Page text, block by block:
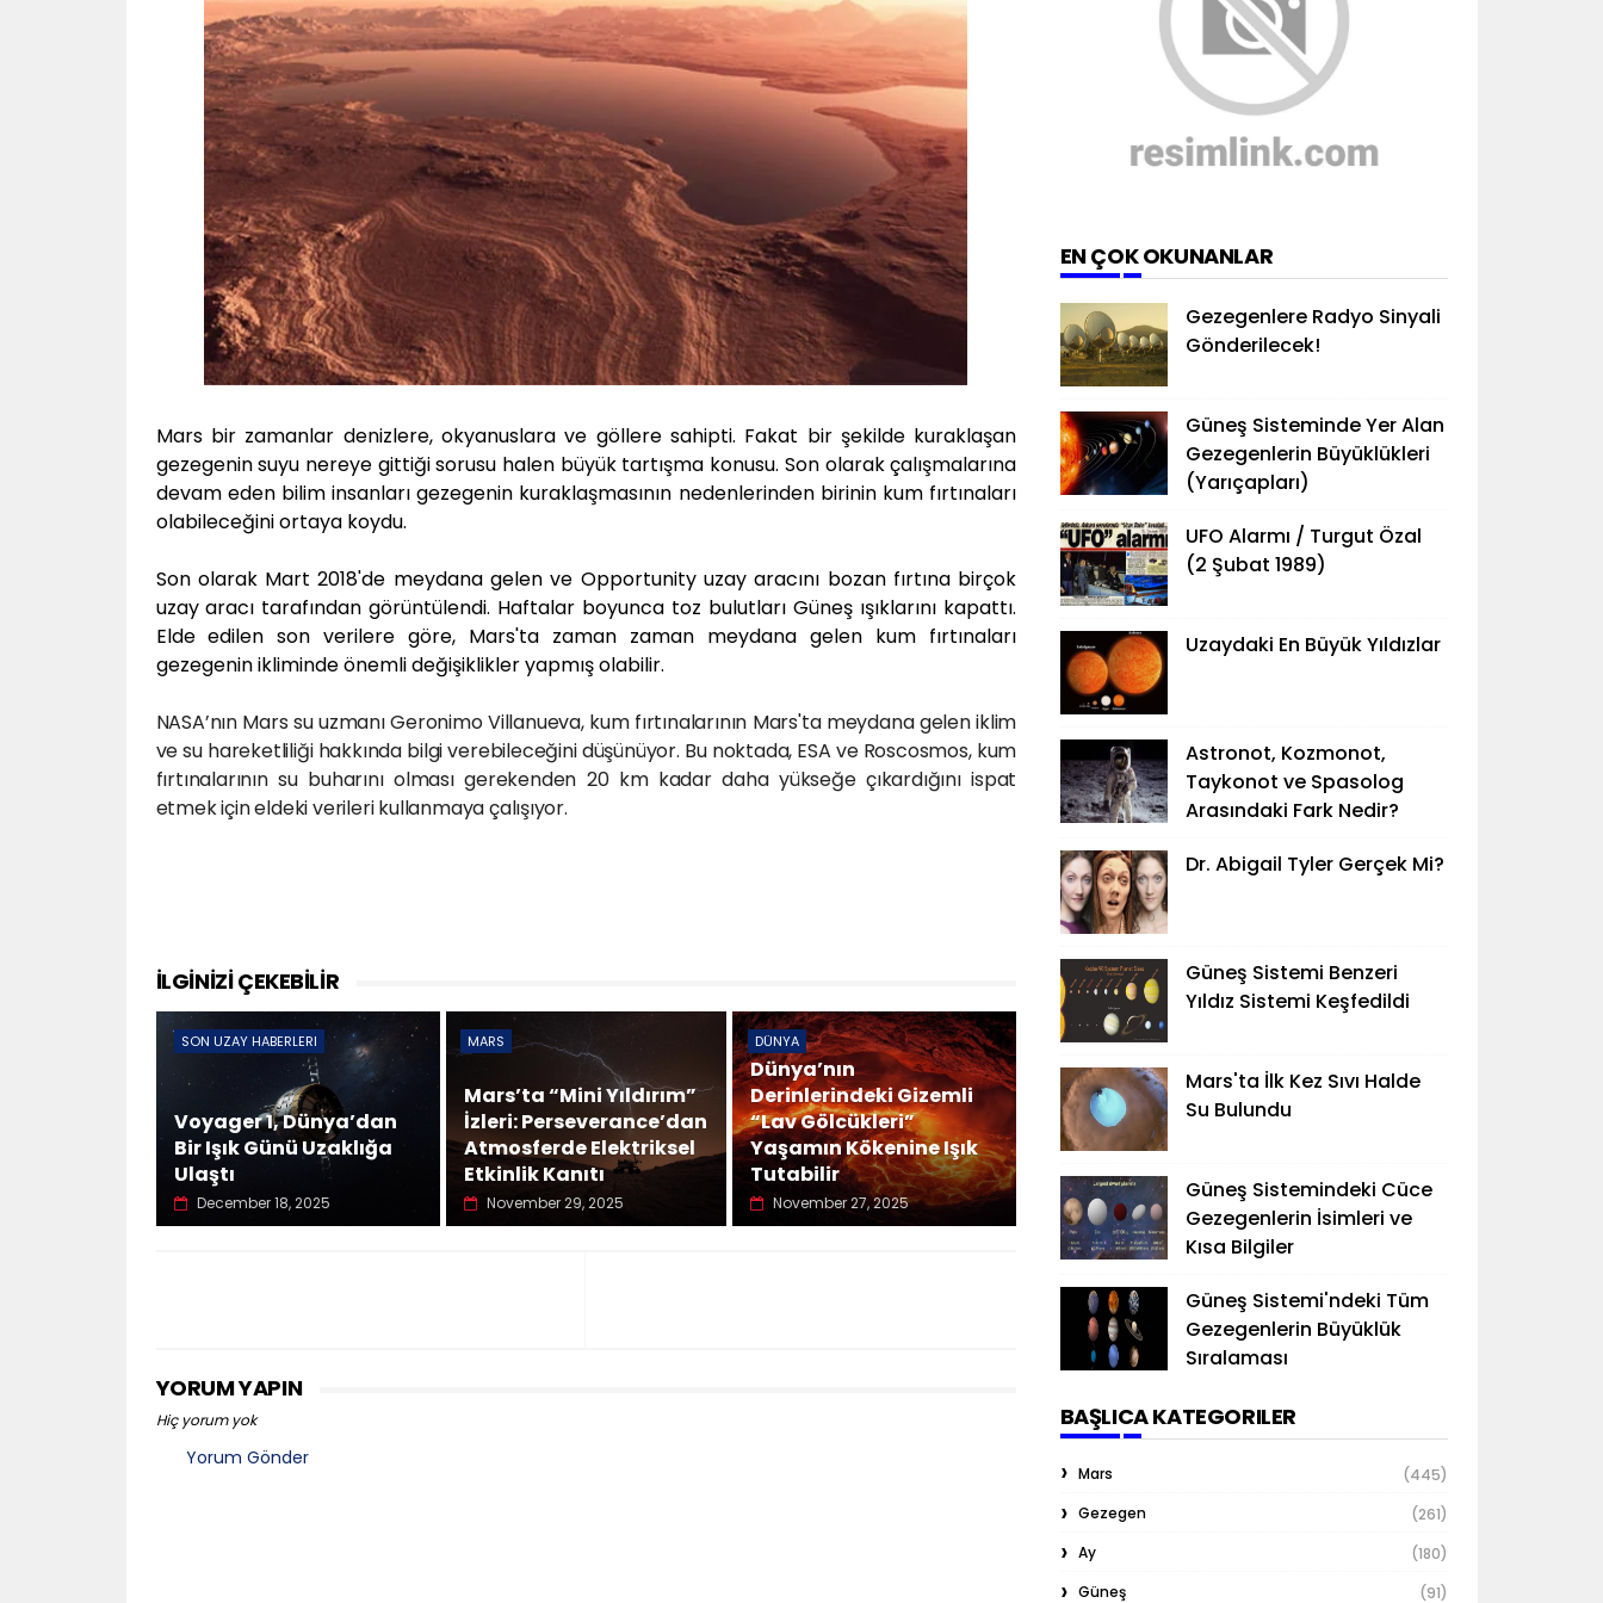
Mars bir zamanlar denizlere, okyanuslara ve göllere sahipti. Fakat bir şekilde kuraklaşan
gezegenin suyu nereye gittiği sorusu halen büyük tartışma konusu. Son olarak çalışmalarına
devam eden bilim insanları gezegenin kuraklaşmasının nedenlerinden birinin kum fırtınaları
olabileceğini ortaya koydu.
Son olarak Mart 2018'de meydana gelen ve Opportunity uzay aracını bozan fırtına birçok
uzay aracı tarafından görüntülendi. Haftalar boyunca toz bulutları Güneş ışıklarını kapattı.
Elde edilen son verilere göre, Mars'ta zaman zaman meydana gelen kum fırtınaları
gezegenin ikliminde önemli değişiklikler yapmış olabilir.
NASA’nın Mars su uzmanı Geronimo Villanueva, kum fırtınalarının Mars'ta meydana gelen iklim
ve su hareketliliği hakkında bilgi verebileceğini düşünüyor. Bu noktada, ESA ve Roscosmos, kum
fırtınalarının su buharını olması gerekenden 20 km kadar daha yükseğe çıkardığını ispat
etmek için eldeki verileri kullanmaya çalışıyor.
İLGİNİZİ ÇEKEBİLİR
SON UZAY HABERLERI
Voyager 1, Dünya’dan
Bir Işık Günü Uzaklığa
Ulaştı
December 18, 2025
MARS
Mars’ta “Mini Yıldırım”
İzleri: Perseverance’dan
Atmosferde Elektriksel
Etkinlik Kanıtı
November 29, 2025
DÜNYA
Dünya’nın
Derinlerindeki Gizemli
“Lav Gölcükleri”
Yaşamın Kökenine Işık
Tutabilir
November 27, 2025
YORUM YAPIN
Hiç yorum yok
Yorum Gönder
EN ÇOK OKUNANLAR
Gezegenlere Radyo Sinyali
Gönderilecek!
Güneş Sisteminde Yer Alan
Gezegenlerin Büyüklükleri
(Yarıçapları)
UFO Alarmı / Turgut Özal
(2 Şubat 1989)
Uzaydaki En Büyük Yıldızlar
Astronot, Kozmonot,
Taykonot ve Spasolog
Arasındaki Fark Nedir?
Dr. Abigail Tyler Gerçek Mi?
Güneş Sistemi Benzeri
Yıldız Sistemi Keşfedildi
Mars'ta İlk Kez Sıvı Halde
Su Bulundu
Güneş Sistemindeki Cüce
Gezegenlerin İsimleri ve
Kısa Bilgiler
Güneş Sistemi'ndeki Tüm
Gezegenlerin Büyüklük
Sıralaması
BAŞLICA KATEGORILER
Mars
(445)
Gezegen
(261)
Ay
(180)
Güneş
(91)